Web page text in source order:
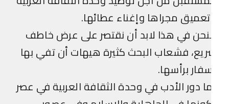
مجراها وإغناء عطائها.
في هذا لابد أن نقتصر على عرض خاطف
فشعاب البحث كثيرة هيهات أن تفي بها
برأسها.
دور الأدب في وحدة الثقافة العربية في عصر